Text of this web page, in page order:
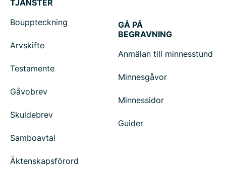
TJÄNSTER
Bouppteckning
Arvskifte
Testamente
Gåvobrev
Skuldebrev
Samboavtal
Äktenskapsförord
GÅ PÅ
BEGRAVNING
Anmälan till minnesstund
Minnesgåvor
Minnessidor
Guider